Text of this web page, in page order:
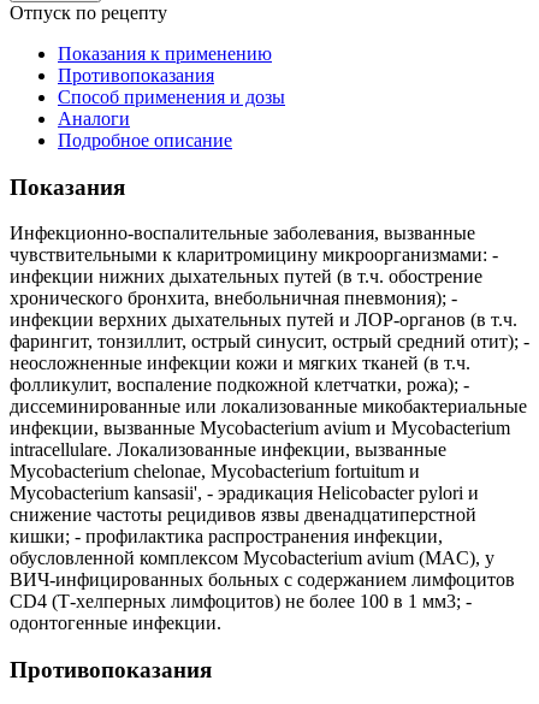
Отпуск по рецепту
Показания к применению
Противопоказания
Способ применения и дозы
Аналоги
Подробное описание
Показания
Инфекционно-воспалительные заболевания, вызванные
чувствительными к кларитромицину микроорганизмами: -
инфекции нижних дыхательных путей (в т.ч. обострение
хронического бронхита, внебольничная пневмония); -
инфекции верхних дыхательных путей и ЛОР-органов (в т.ч.
фарингит, тонзиллит, острый синусит, острый средний отит); -
неосложненные инфекции кожи и мягких тканей (в т.ч.
фолликулит, воспаление подкожной клетчатки, рожа); -
диссеминированные или локализованные микобактериальные
инфекции, вызванные Mycobacterium avium и Mycobacterium
intracellulare. Локализованные инфекции, вызванные
Mycobacterium chelonae, Mycobacterium fortuitum и
Mycobacterium kansasii', - эрадикация Helicobacter pylori и
снижение частоты рецидивов язвы двенадцатиперстной
кишки; - профилактика распространения инфекции,
обусловленной комплексом Mycobacterium avium (MAC), у
ВИЧ-инфицированных больных с содержанием лимфоцитов
CD4 (Т-хелперных лимфоцитов) не более 100 в 1 мм3; -
одонтогенные инфекции.
Противопоказания